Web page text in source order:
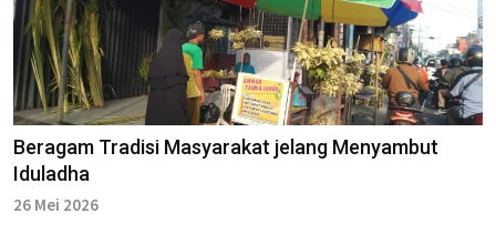
Beragam Tradisi Masyarakat jelang Menyambut
Iduladha
26 Mei 2026